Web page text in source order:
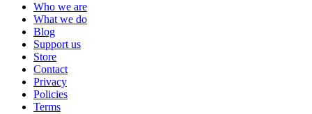
Who we are
What we do
Blog
Support us
Store
Contact
Privacy
Policies
Terms